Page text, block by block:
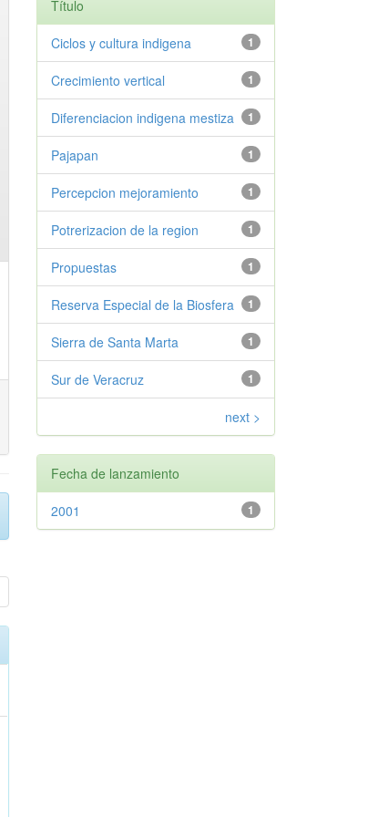
Título
1
Ciclos y cultura indigena
1
Crecimiento vertical
1
Diferenciacion indigena mestiza
1
Pajapan
1
Percepcion mejoramiento
1
Potrerizacion de la region
1
Propuestas
1
Reserva Especial de la Biosfera
1
Sierra de Santa Marta
1
Sur de Veracruz
next >
Fecha de lanzamiento
1
2001